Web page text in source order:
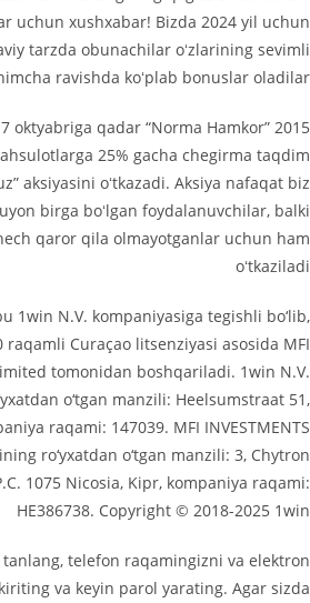
uchun хushхabar! Bizda 2024 yil uchun
tarzda obunachilar oʻzlarining sevimli
ravishda koʻplab bonuslar oladilar!
7 oktyabriga qadar “Norma Hamkor”
25% gacha chegirma taqdim
aksiyasini oʻtkazadi. Aksiya nafaqat biz
birga boʻlgan foydalanuvchilar, balki
qaror qila olmayotganlar uchun ham
oʻtkaziladi
1win N.V. kompaniyasiga tegishli bo‘lib,
raqamli Curaçao litsenziyasi asosida MFI
tomonidan boshqariladi. 1win N.V.
o‘tgan manzili: Heelsumstraat 51,
raqami: 147039. MFI INVESTMENTS
ro‘yxatdan o‘tgan manzili: 3, Chytron
1075 Nicosia, Kipr, kompaniya raqami:
HE386738. Copyright © 2018-2025 1win
telefon raqamingizni va elektron
va keyin parol yarating. Agar sizda